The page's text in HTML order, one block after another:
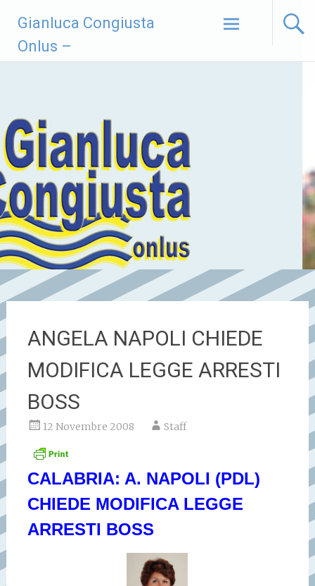
contenuto
Gianluca Congiusta
Onlus –
ANGELA NAPOLI CHIEDE
MODIFICA LEGGE ARRESTI
BOSS
12 Novembre 2008 Staff
CALABRIA: A. NAPOLI (PDL)
CHIEDE MODIFICA LEGGE
ARRESTI BOSS